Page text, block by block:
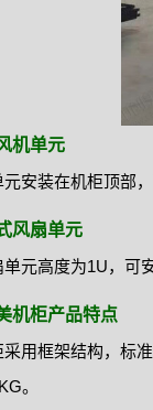
机单元
安装在机柜顶部
风扇单元
元高度为1U，可
机柜产品特点
采用框架结构，标
。